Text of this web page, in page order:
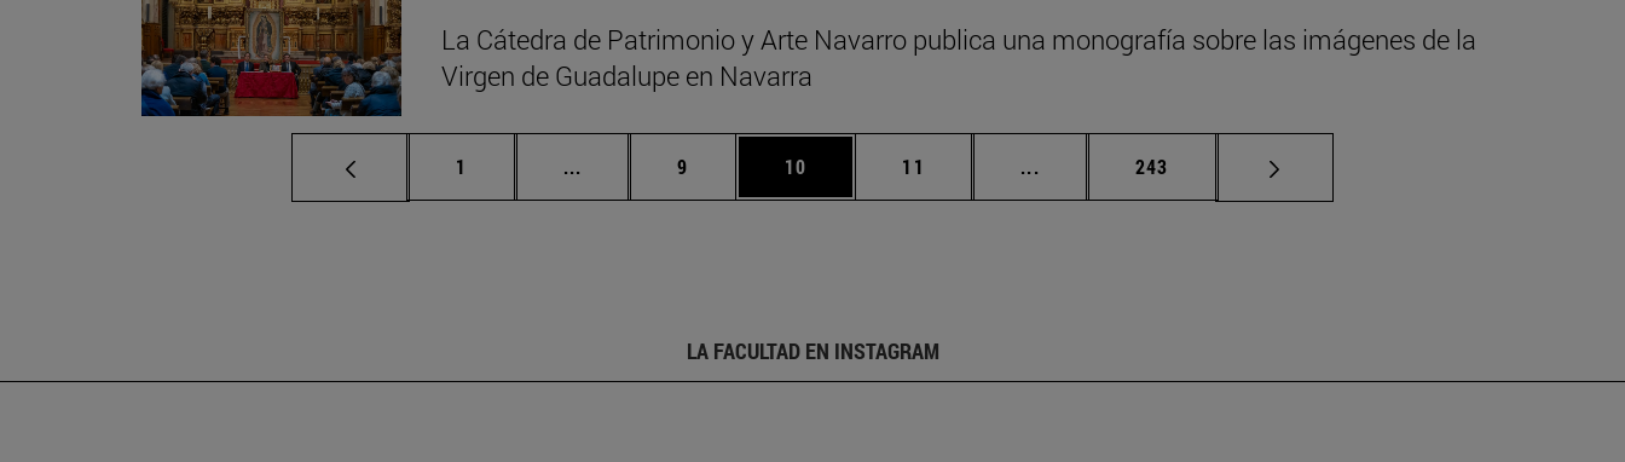
La Cátedra de Patrimonio y Arte Navarro publica una monografía sobre las imágenes de la
Virgen de Guadalupe en Navarra
Página
1 ... Páginas intermedias Use TAB para desplazarse.
Página
9 Página
10 Página
11 ... Páginas intermedias Use TAB para desplazarse.
Página
243
LA FACULTAD EN INSTAGRAM